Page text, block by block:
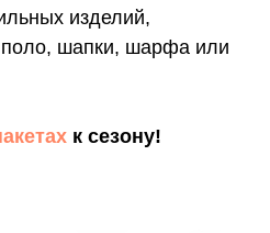
изделий,
шапки, шарфа или
к сезону!